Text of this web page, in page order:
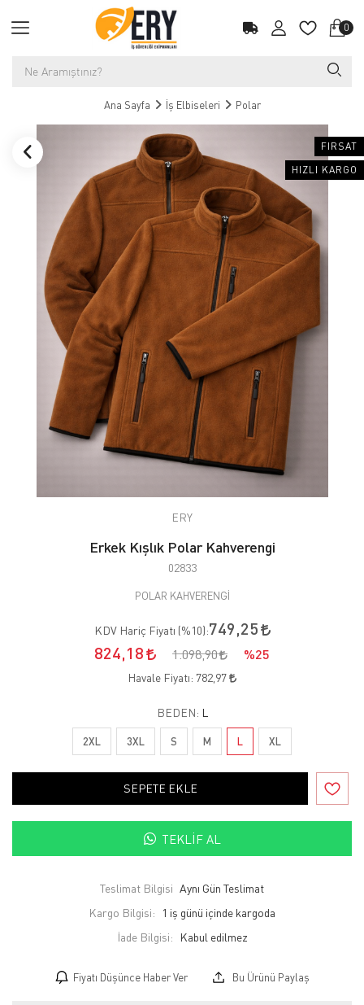
0
Ana Sayfa İş Elbiseleri Polar
FIRSAT
HIZLI KARGO
ERY
Erkek Kışlık Polar Kahverengi
02833
POLAR KAHVERENGİ
KDV Hariç Fiyatı (%10):749,25
824,18
1.098,90 %25
Havale Fiyatı: 782,97
BEDEN: L
2XL 3XL S M L XL
SEPETE EKLE
TEKLIF AL
Teslimat Bilgisi Aynı Gün Teslimat
Kargo Bilgisi:
1 iş günü içinde kargoda
İade Bilgisi:
Fiyatı Düşünce Haber Ver Bu Ürünü Paylaş